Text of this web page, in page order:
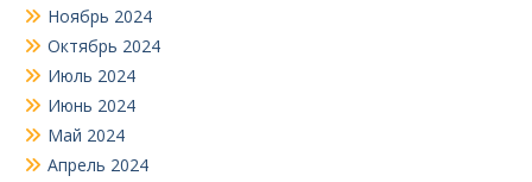
Ноябрь 2024
Октябрь 2024
Июль 2024
Июнь 2024
Май 2024
Апрель 2024